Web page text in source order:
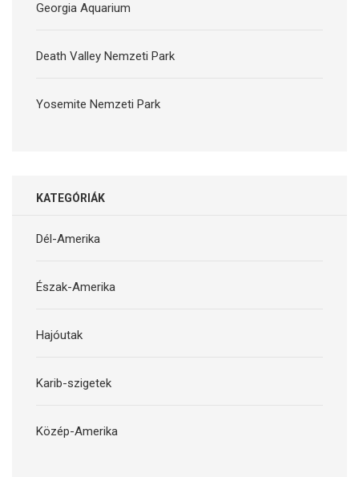
Georgia Aquarium
Death Valley Nemzeti Park
Yosemite Nemzeti Park
KATEGÓRIÁK
Dél-Amerika
Észak-Amerika
Hajóutak
Karib-szigetek
Közép-Amerika